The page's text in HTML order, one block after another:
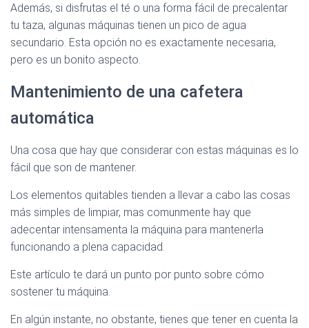
Además, si disfrutas el té o una forma fácil de precalentar
tu taza, algunas máquinas tienen un pico de agua
secundario. Esta opción no es exactamente necesaria,
pero es un bonito aspecto.
Mantenimiento de una cafetera
automática
Una cosa que hay que considerar con estas máquinas es lo
fácil que son de mantener.
Los elementos quitables tienden a llevar a cabo las cosas
más simples de limpiar, mas comunmente hay que
adecentar intensamenta la máquina para mantenerla
funcionando a plena capacidad.
Este artículo te dará un punto por punto sobre cómo
sostener tu máquina.
En algún instante, no obstante, tienes que tener en cuenta la